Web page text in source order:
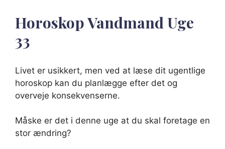
Horoskop Vandmand Uge
33
Livet er usikkert, men ved at læse dit ugentlige
horoskop kan du planlægge efter det og
overveje konsekvenserne.
Måske er det i denne uge at du skal foretage en
stor ændring?